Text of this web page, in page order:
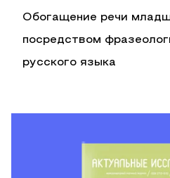
Обогащение речи
посредством
русского языка